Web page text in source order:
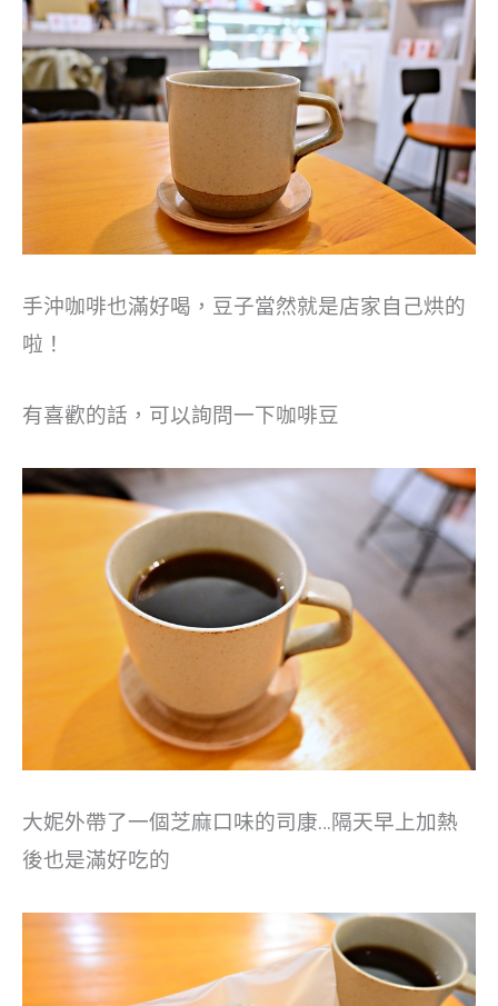
手沖咖啡也滿好喝，豆子當然就是店家自己烘的
啦！
有喜歡的話，可以詢問一下咖啡豆
大妮外帶了一個芝麻口味的司康…隔天早上加熱
後也是滿好吃的